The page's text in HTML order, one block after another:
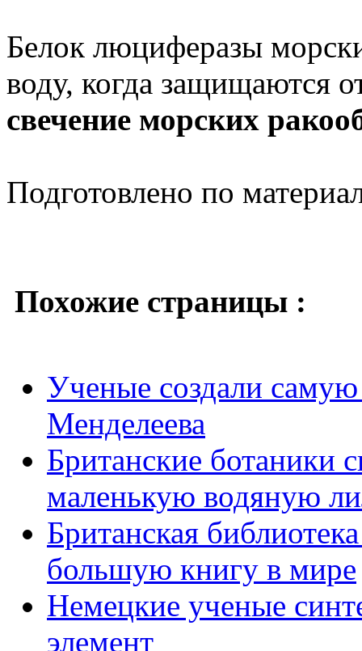
Белок люциферазы
воду, когда защищаются
свечение морских
Подготовлено по
Похожие страницы :
Ученые создали
Менделеева
Британские ботаники
маленькую водяную
Британская
большую книгу в мире
Немецкие ученые
элемент